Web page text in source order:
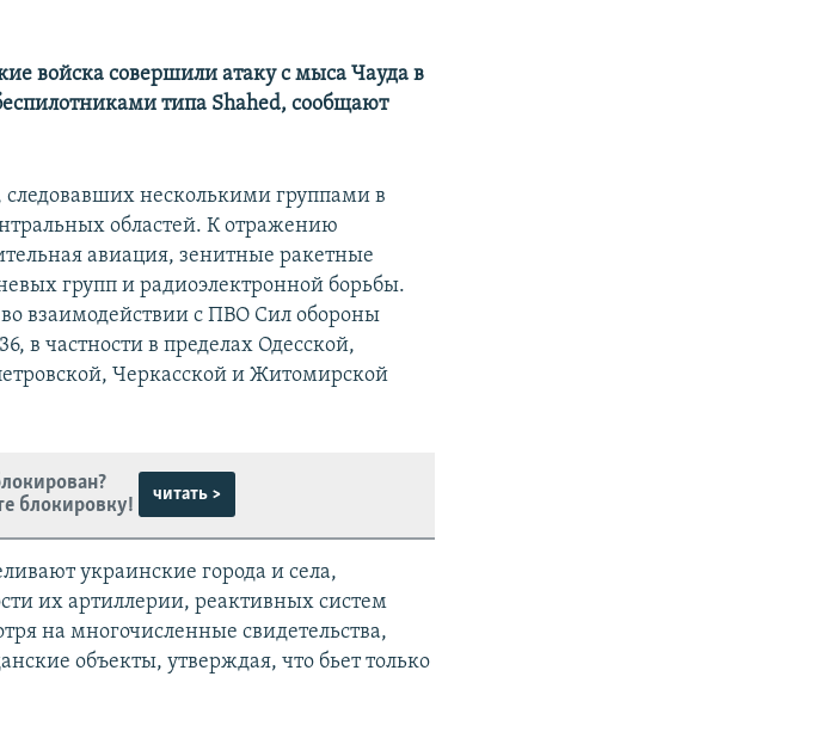
войска совершили атаку с мыса Чауда в
типа Shahed, сообщают
несколькими группами в
областей. К отражению
авиация, зенитные ракетные
групп и радиоэлектронной борьбы.
взаимодействии с ПВО Сил обороны
в частности в пределах Одесской,
Черкасской и Житомирской
блокировку!
читать >
украинские города и села,
их артиллерии, реактивных систем
на многочисленные свидетельства,
объекты, утверждая, что бьет только